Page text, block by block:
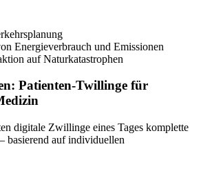
Energieverbrauch und Emissionen
auf Naturkatastrophen
Patienten-Twillinge für
digitale Zwillinge eines Tages komplette
basierend auf individuellen